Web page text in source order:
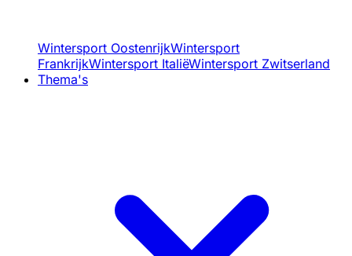
Wintersport OostenrijkWintersport
FrankrijkWintersport ItaliëWintersport Zwitserland
Thema's